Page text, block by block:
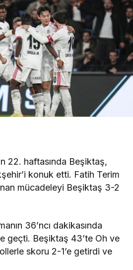
22. haftasında Beşiktaş,
konuk etti. Fatih Terim
mücadeleyi Beşiktaş 3-2
36’ncı dakikasında
geçti. Beşiktaş 43’te Oh ve
skoru 2-1’e getirdi ve